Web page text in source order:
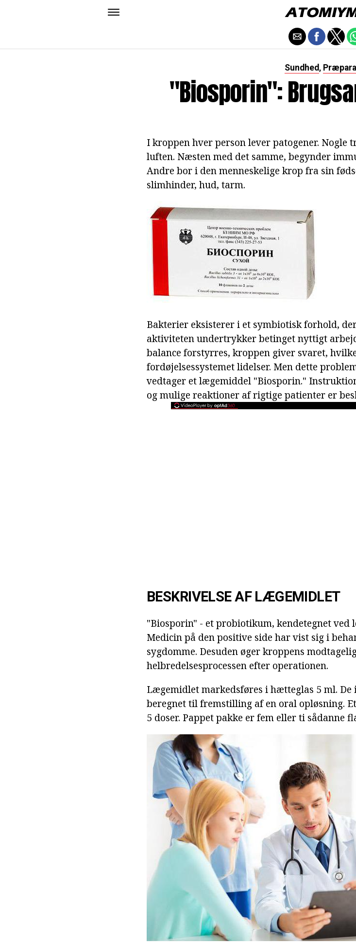
Sundhed,
"Biosporin":
I kroppen hver person lever patogener. Nogle
luften. Næsten med det samme, begynder
Andre bor i den menneskelige krop fra sin
slimhinder, hud, tarm.
Bakterier eksisterer i et symbiotisk forhold,
aktiviteten undertrykker betinget nyttigt
balance forstyrres, kroppen giver svaret,
fordøjelsessystemet lidelser. Men dette
vedtager et lægemiddel "Biosporin."
og mulige reaktioner af rigtige patienter er
BESKRIVELSE AF LÆGEMIDLET
"Biosporin" - et probiotikum, kendetegnet
Medicin på den positive side har vist sig i
sygdomme. Desuden øger kroppens
helbredelsesprocessen efter operationen.
Lægemidlet markedsføres i hætteglas 5 ml.
beregnet til fremstilling af en oral opløsning.
5 doser. Pappet pakke er fem eller ti sådanne